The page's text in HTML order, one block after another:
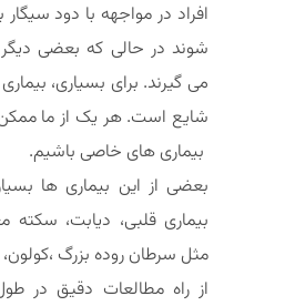
افراد در مواجهه با دود
شوند در حالی که بعضی
می گیرند. برای بسیاری،
شایع است. هر یک از ما
بیماری های خاصی باشیم.
بعضی از این بیماری ها
بیماری قلبی، دیابت،
مثل سرطان روده بزرگ
از راه مطالعات دقیق در